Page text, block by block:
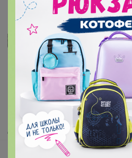
Как здесь все устроено?
Как сделать заказ?
Как получить?
Доставка